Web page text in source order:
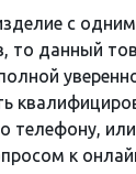
с
то данный
телефону,
к